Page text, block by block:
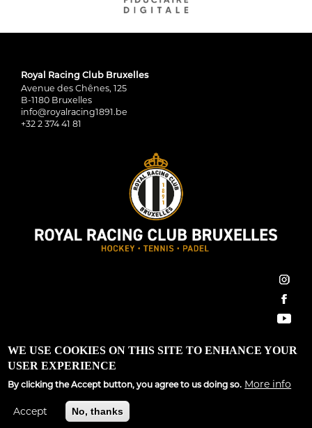
Royal Racing Club Bruxelles
Avenue des Chênes, 125
B-1180 Bruxelles
info@royalracing1891.be
+32 2 374 41 81
Royal Racing Club Bruxelles ©2022 All Rights Reserved
Conditions générales|
Site développé parSpargo Communications
WE USE COOKIES ON THIS SITE TO ENHANCE YOUR
USER EXPERIENCE
By clicking the Accept button, you agree to us doing so. More info
Accept No, thanks